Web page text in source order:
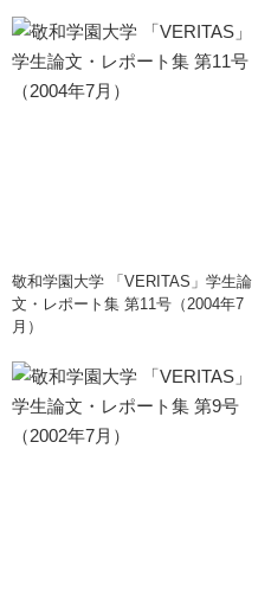
敬和学園大学 「VERITAS」学生論
文・レポート集 第11号（2004年7
月）